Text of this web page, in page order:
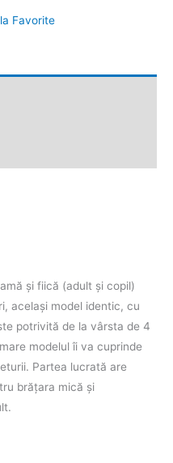
Favorite
și fiică (adult și copil)
acelaşi model identic, cu
potrivită de la vârsta de 4
modelul îi va cuprinde
Partea lucrată are
brăţara mică şi